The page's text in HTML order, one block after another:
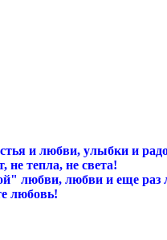
любви, улыбки и
тепла, не света!
любви, любви и еще раз
любовь!